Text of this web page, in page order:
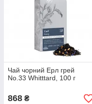
Чай чорний Ерл грей
No.33 Whitttard, 100 г
868 ₴